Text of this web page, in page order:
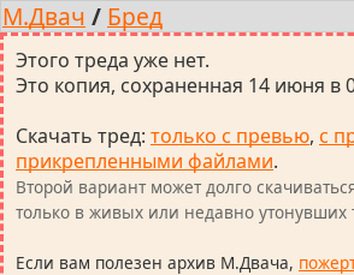
М.Двач / Бред
Этого треда уже нет.
Это копия, сохраненная 14 июня в
Скачать тред: только с превью, с
прикрепленными файлами.
Второй вариант может долго
только в живых или недавно утонувших
Если вам полезен архив М.Двача,